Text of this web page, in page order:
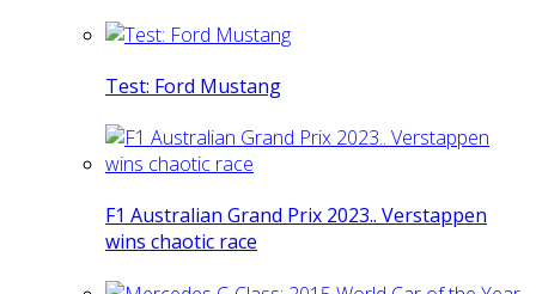
Test: Ford Mustang
F1 Australian Grand Prix 2023.. Verstappen
wins chaotic race